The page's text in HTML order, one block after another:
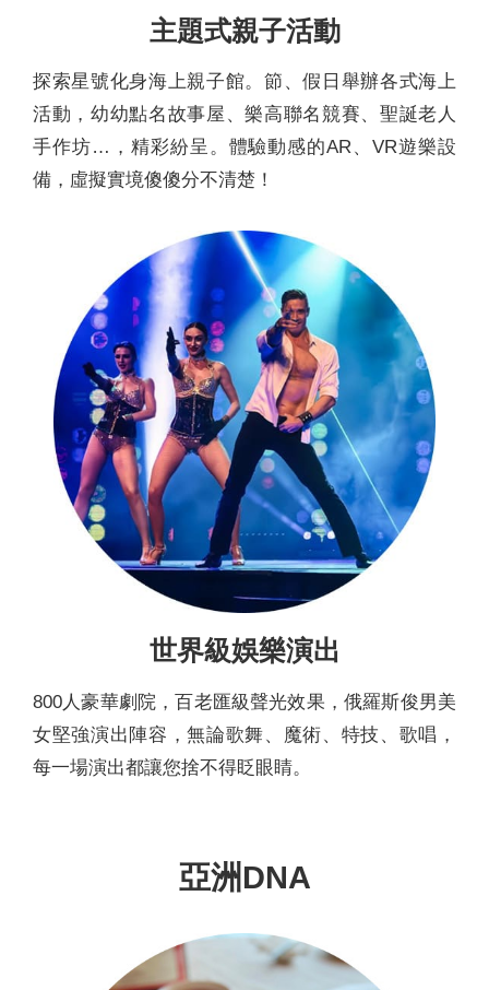
主題式親子活動
探索星號化身海上親子館。節、假日舉辦各式海上
活動，幼幼點名故事屋、樂高聯名競賽、聖誕老人
手作坊…，精彩紛呈。體驗動感的AR、VR遊樂設
備，虛擬實境傻傻分不清楚！
世界級娛樂演出
800人豪華劇院，百老匯級聲光效果，俄羅斯俊男美
女堅強演出陣容，無論歌舞、魔術、特技、歌唱，
每一場演出都讓您捨不得眨眼睛。
亞洲DNA